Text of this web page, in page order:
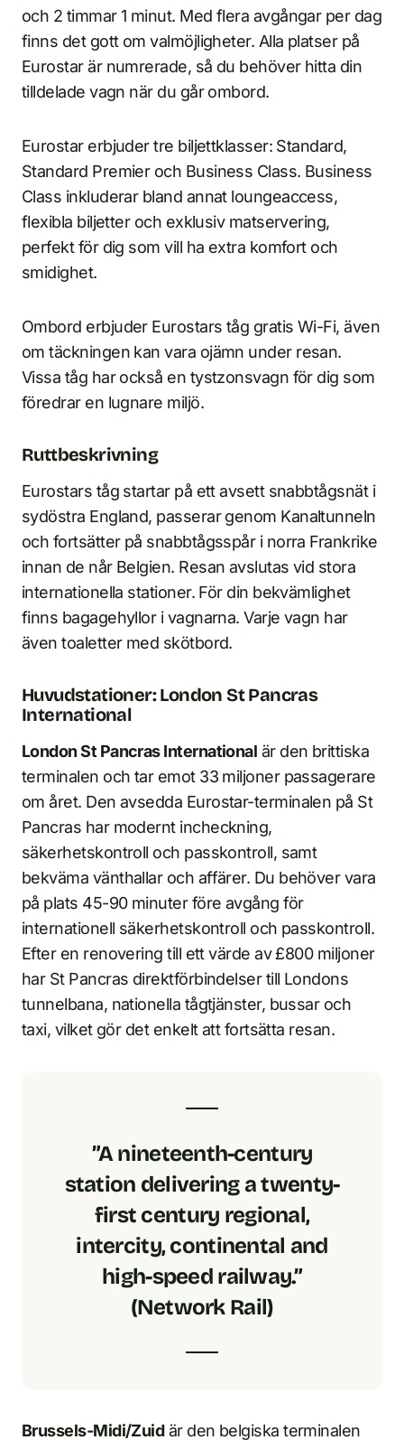
och 2 timmar 1 minut. Med flera avgångar per dag
finns det gott om valmöjligheter. Alla platser på
Eurostar är numrerade, så du behöver hitta din
tilldelade vagn när du går ombord.
Eurostar erbjuder tre biljettklasser: Standard,
Standard Premier och Business Class. Business
Class inkluderar bland annat loungeaccess,
flexibla biljetter och exklusiv matservering,
perfekt för dig som vill ha extra komfort och
smidighet.
Ombord erbjuder Eurostars tåg gratis Wi-Fi, även
om täckningen kan vara ojämn under resan.
Vissa tåg har också en tystzonsvagn för dig som
föredrar en lugnare miljö.
Ruttbeskrivning
Eurostars tåg startar på ett avsett snabbtågsnät i
sydöstra England, passerar genom Kanaltunneln
och fortsätter på snabbtågsspår i norra Frankrike
innan de når Belgien. Resan avslutas vid stora
internationella stationer. För din bekvämlighet
finns bagagehyllor i vagnarna. Varje vagn har
även toaletter med skötbord.
Huvudstationer: London St Pancras
International
London St Pancras International är den brittiska
terminalen och tar emot 33 miljoner passagerare
om året. Den avsedda Eurostar-terminalen på St
Pancras har modernt incheckning,
säkerhetskontroll och passkontroll, samt
bekväma vänthallar och affärer. Du behöver vara
på plats 45-90 minuter före avgång för
internationell säkerhetskontroll och passkontroll.
Efter en renovering till ett värde av £800 miljoner
har St Pancras direktförbindelser till Londons
tunnelbana, nationella tågtjänster, bussar och
taxi, vilket gör det enkelt att fortsätta resan.
”A nineteenth-century
station delivering a twenty-
first century regional,
intercity, continental and
high-speed railway.”
(Network Rail)
Brussels-Midi/Zuidär den belgiska terminalen